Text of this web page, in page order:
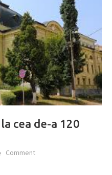
cea de-a 120
Comment